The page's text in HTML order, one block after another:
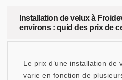
Installation de velux à
environs : quid des prix de
Le prix d’une installation de
varie en fonction de